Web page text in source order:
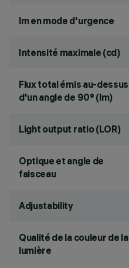
lm en mode d'urgence
Intensité maximale (cd)
Flux total émis au-dessus
d'un angle de 90° (lm)
Light output ratio (LOR)
Optique et angle de
faisceau
Adjustability
Qualité de la couleur de la
lumière